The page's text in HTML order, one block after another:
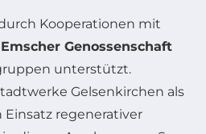
Kooperationen mit
Emscher Genossenschaft
unterstützt.
Gelsenkirchen als
regenerativer